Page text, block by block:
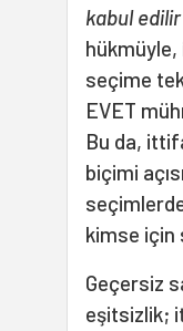
kabul
hükmüyle,
seçime
EVET
Bu da,
biçimi
kimse için
Geçersiz
eşitsizlik;